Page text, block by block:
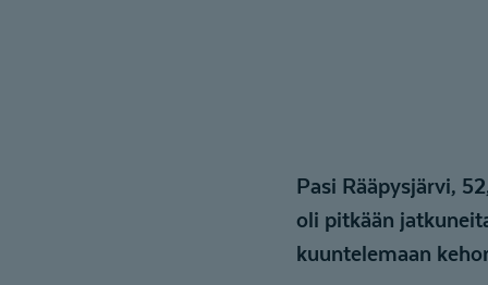
Pasi Rääpysjärvi,
oli pitkään
kuuntelemaan